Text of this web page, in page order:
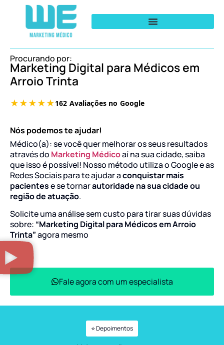
Procurando por:
Marketing Digital para Médicos em
Arroio Trinta
Nós podemos te ajudar!
Médico(a): se você quer melhorar os seus resultados
através do Marketing Médicoaí na sua cidade, saiba
que isso é possível! Nosso método utiliza o Google e as
Redes Sociais para te ajudar aconquistar mais
pacientese se tornarautoridade na sua cidade ou
região de atuação.
Solicite uma análise sem custo para tirar suas dúvidas
sobre: “Marketing Digital para Médicos em Arroio
Trinta”agora mesmo
Fale agora com um especialista
⭐ Depoimentos